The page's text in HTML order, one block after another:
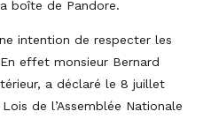
boîte de Pandore.
intention de respecter les
effet monsieur Bernard
a déclaré le 8 juillet
de l’Assemblée Nationale